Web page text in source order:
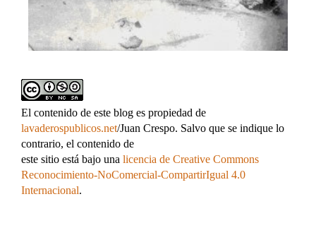
El contenido de este blog es propiedad de
lavaderospublicos.net/Juan Crespo. Salvo que se indique lo
contrario, el contenido de
este sitio está bajo una licencia de Creative Commons
Reconocimiento-NoComercial-CompartirIgual 4.0
Internacional.